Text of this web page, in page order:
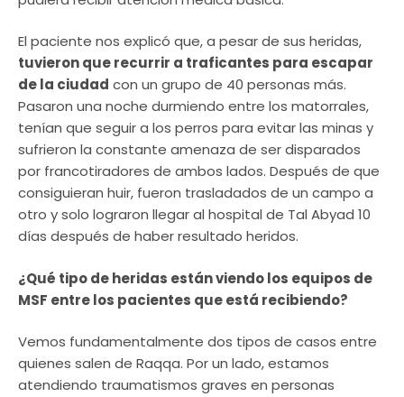
El paciente nos explicó que, a pesar de sus heridas,
tuvieron que recurrir a traficantes para escapar
de la ciudad con un grupo de 40 personas más.
Pasaron una noche durmiendo entre los matorrales,
tenían que seguir a los perros para evitar las minas y
sufrieron la constante amenaza de ser disparados
por francotiradores de ambos lados. Después de que
consiguieran huir, fueron trasladados de un campo a
otro y solo lograron llegar al hospital de Tal Abyad 10
días después de haber resultado heridos.
¿Qué tipo de heridas están viendo los equipos de
MSF entre los pacientes que está recibiendo?
Vemos fundamentalmente dos tipos de casos entre
quienes salen de Raqqa. Por un lado, estamos
atendiendo traumatismos graves en personas